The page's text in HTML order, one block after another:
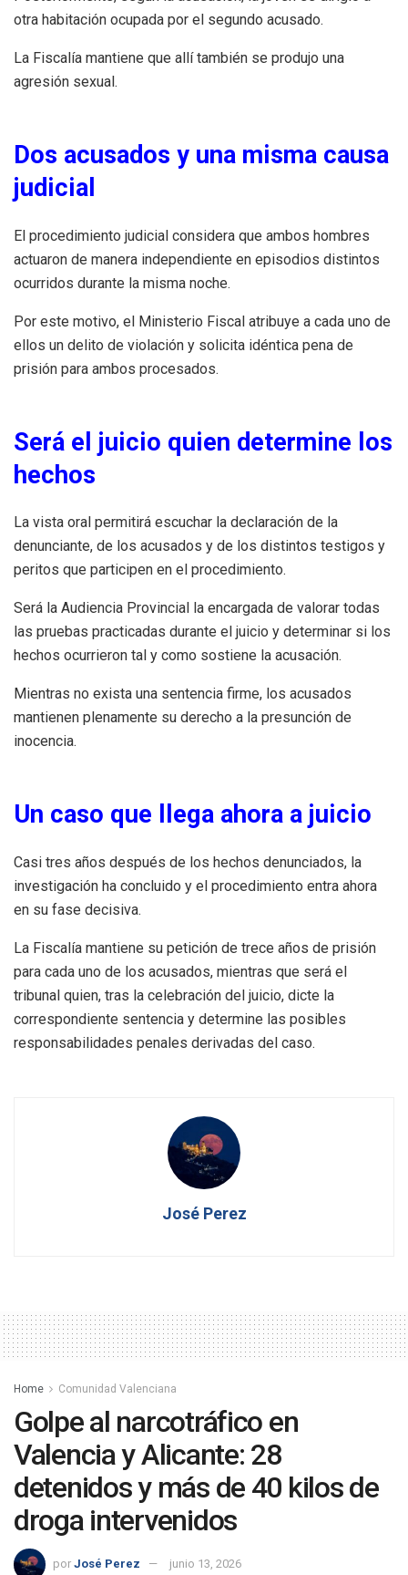
otra habitación ocupada por el segundo acusado.
La Fiscalía mantiene que allí también se produjo una
agresión sexual.
Dos acusados y una misma causa
judicial
El procedimiento judicial considera que ambos hombres
actuaron de manera independiente en episodios distintos
ocurridos durante la misma noche.
Por este motivo, el Ministerio Fiscal atribuye a cada uno de
ellos un delito de violación y solicita idéntica pena de
prisión para ambos procesados.
Será el juicio quien determine los
hechos
La vista oral permitirá escuchar la declaración de la
denunciante, de los acusados y de los distintos testigos y
peritos que participen en el procedimiento.
Será la Audiencia Provincial la encargada de valorar todas
las pruebas practicadas durante el juicio y determinar si los
hechos ocurrieron tal y como sostiene la acusación.
Mientras no exista una sentencia firme, los acusados
mantienen plenamente su derecho a la presunción de
inocencia.
Un caso que llega ahora a juicio
Casi tres años después de los hechos denunciados, la
investigación ha concluido y el procedimiento entra ahora
en su fase decisiva.
La Fiscalía mantiene su petición de trece años de prisión
para cada uno de los acusados, mientras que será el
tribunal quien, tras la celebración del juicio, dicte la
correspondiente sentencia y determine las posibles
responsabilidades penales derivadas del caso.
José Perez
Home Comunidad Valenciana
Golpe al narcotráfico en
Valencia y Alicante: 28
detenidos y más de 40 kilos de
droga intervenidos
por José Perez junio 13, 2026